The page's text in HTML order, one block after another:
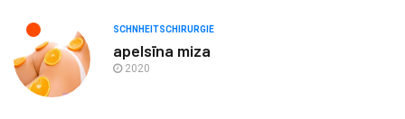
SCHNHEITSCHIRURGIE
apelsīna miza
2020